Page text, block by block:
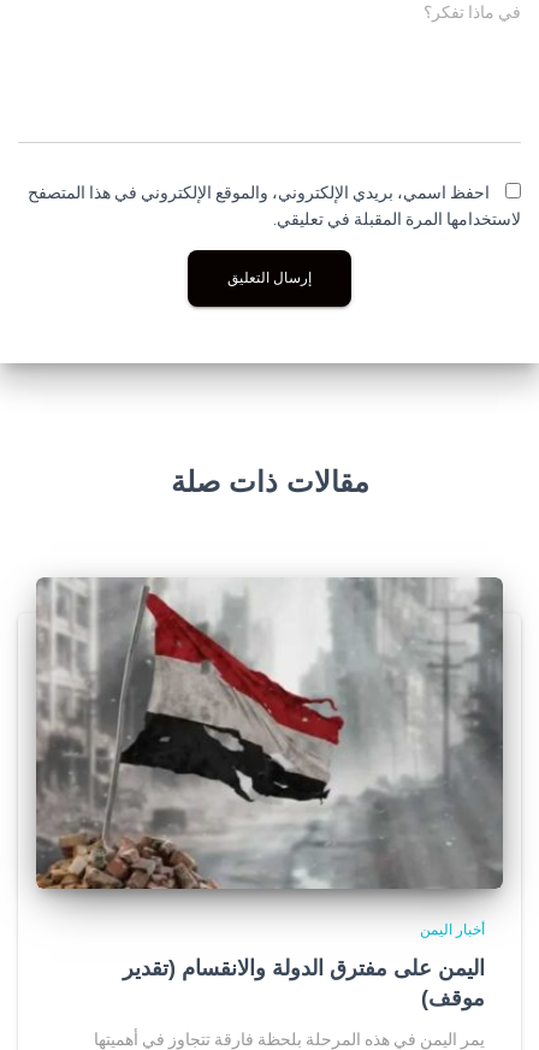
في ماذا تفكر؟
احفظ اسمي، بريدي الإلكتروني، والموقع الإلكتروني في هذا المتصفح
لاستخدامها المرة المقبلة في تعليقي.
مقالات ذات صلة
أخبار اليمن
اليمن على مفترق الدولة والانقسام (تقدير
موقف)
يمر اليمن في هذه المرحلة بلحظة فارقة تتجاوز في أهميتها